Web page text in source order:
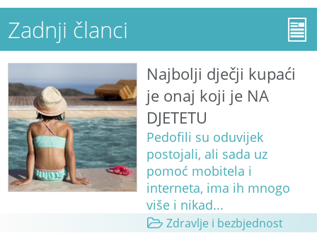
Zadnji članci
Najbolji dječji kupaći
je onaj koji je NA
DJETETU
Pedofili su oduvijek
postojali, ali sada uz
pomoć mobitela i
interneta, ima ih mnogo
više i nikad...
Zdravlje i bezbjednost